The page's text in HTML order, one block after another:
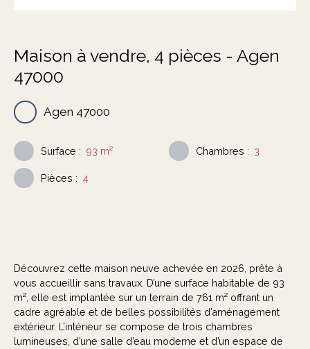
Maison à vendre, 4 pièces - Agen
47000
Agen 47000
Surface : 93 m² Chambres : 3
Pièces : 4
Découvrez cette maison neuve achevée en 2026, prête à
vous accueillir sans travaux. D’une surface habitable de 93
m², elle est implantée sur un terrain de 761 m² offrant un
cadre agréable et de belles possibilités d’aménagement
extérieur. L’intérieur se compose de trois chambres
lumineuses, d’une salle d’eau moderne et d’un espace de